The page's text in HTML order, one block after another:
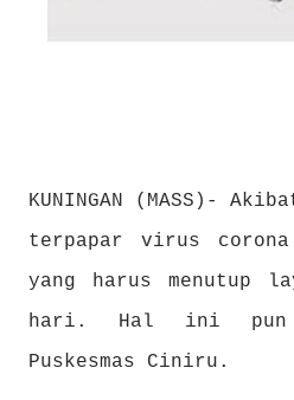
KUNINGAN (MASS)-
terpapar virus corona
yang harus menutup
hari. Hal ini pun
Puskesmas Ciniru.